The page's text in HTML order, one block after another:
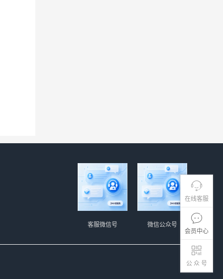
在线客服
会员中心
公 众 号
微信公众号
客服微信号